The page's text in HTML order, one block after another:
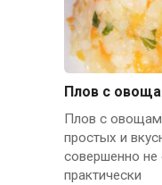
Плов с
Плов с
простых и
совершенно
практически